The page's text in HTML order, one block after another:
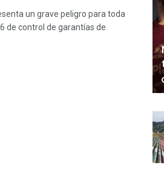
un grave peligro para toda
de control de garantías de